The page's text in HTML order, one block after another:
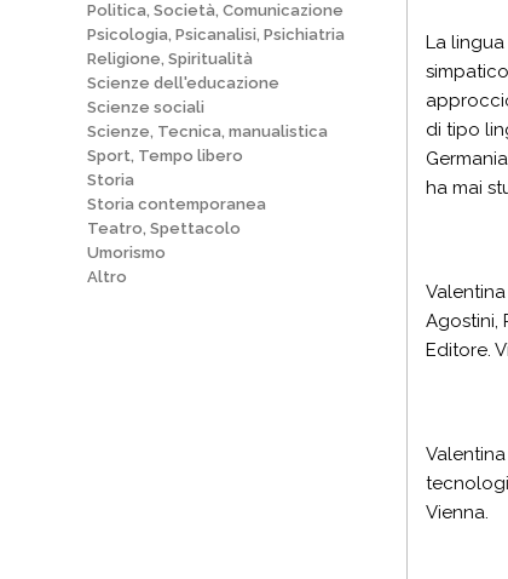
Politica, Società, Comunicazione
Psicologia, Psicanalisi, Psichiatria
Religione, Spiritualità
Scienze dell'educazione
Scienze sociali
Scienze, Tecnica, manualistica
Sport, Tempo libero
Storia
Storia contemporanea
Teatro, Spettacolo
Umorismo
Altro
La
di tipo
ha mai
Agostini,
Editore.
Vienna.